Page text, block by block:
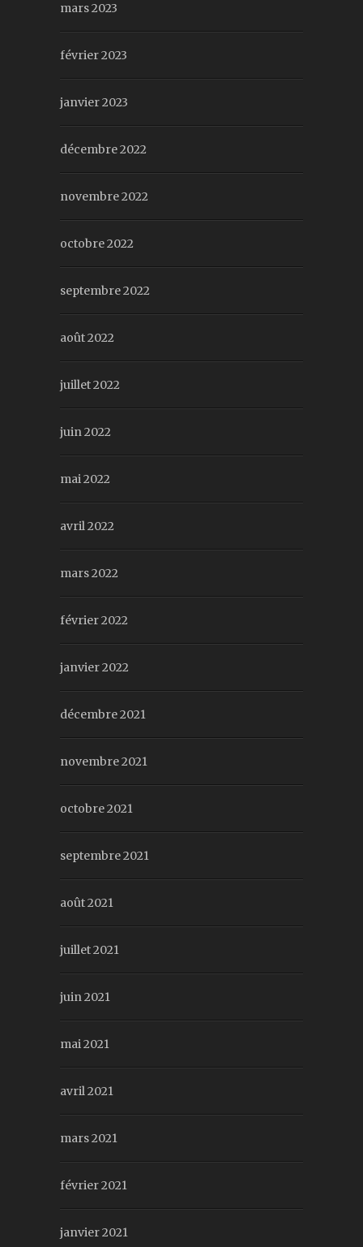
mars 2023
février 2023
janvier 2023
décembre 2022
novembre 2022
octobre 2022
septembre 2022
août 2022
juillet 2022
juin 2022
mai 2022
avril 2022
mars 2022
février 2022
janvier 2022
décembre 2021
novembre 2021
octobre 2021
septembre 2021
août 2021
juillet 2021
juin 2021
mai 2021
avril 2021
mars 2021
février 2021
janvier 2021